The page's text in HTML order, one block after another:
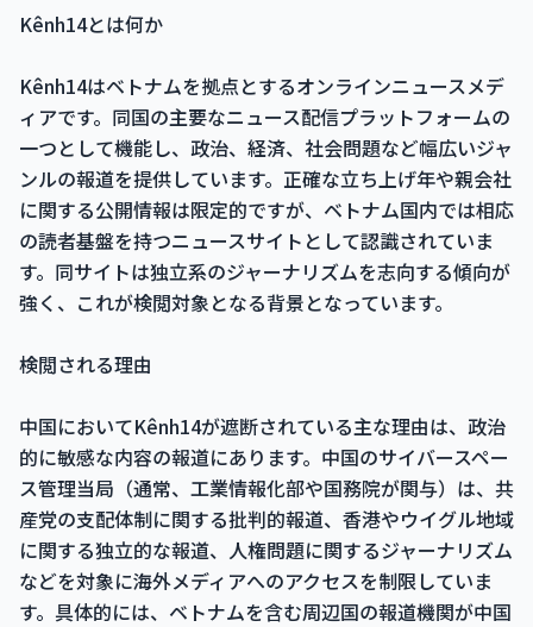
Kênh14とは何か
Kênh14はベトナムを拠点とするオンラインニュースメデ
ィアです。同国の主要なニュース配信プラットフォームの
一つとして機能し、政治、経済、社会問題など幅広いジャ
ンルの報道を提供しています。正確な立ち上げ年や親会社
に関する公開情報は限定的ですが、ベトナム国内では相応
の読者基盤を持つニュースサイトとして認識されていま
す。同サイトは独立系のジャーナリズムを志向する傾向が
強く、これが検閲対象となる背景となっています。
検閲される理由
中国においてKênh14が遮断されている主な理由は、政治
的に敏感な内容の報道にあります。中国のサイバースペー
ス管理当局（通常、工業情報化部や国務院が関与）は、共
産党の支配体制に関する批判的報道、香港やウイグル地域
に関する独立的な報道、人権問題に関するジャーナリズム
などを対象に海外メディアへのアクセスを制限していま
す。具体的には、ベトナムを含む周辺国の報道機関が中国